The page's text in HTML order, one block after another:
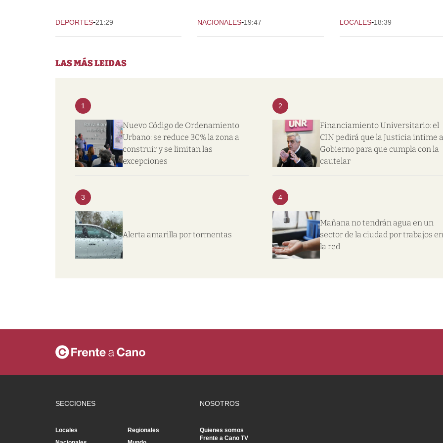
DEPORTES-21:29 NACIONALES-19:47 LOCALES-18:39
LAS MÁS LEIDAS
1
Nuevo Código de Ordenamiento
Urbano: se reduce 30% la zona a
construir y se limitan las
excepciones
2
Financiamiento Universitario: el
CIN pedirá que la Justicia intime
Gobierno para que cumpla con la
cautelar
3
Alerta amarilla por tormentas
4
Mañana no tendrán agua en un
sector de la ciudad por trabajos en
la red
SECCIONES
Locales
Regionales
NOSOTROS
Quienes somos
Frente a Cano TV